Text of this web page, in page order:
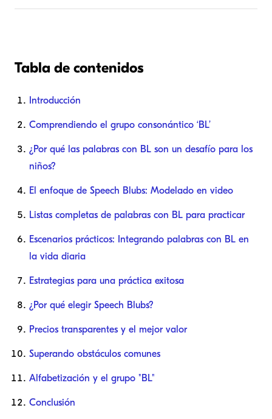
Tabla de contenidos
Introducción
Comprendiendo el grupo consonántico ‘BL’
¿Por qué las palabras con BL son un desafío para los
niños?
El enfoque de Speech Blubs: Modelado en video
Listas completas de palabras con BL para practicar
Escenarios prácticos: Integrando palabras con BL en
la vida diaria
Estrategias para una práctica exitosa
¿Por qué elegir Speech Blubs?
Precios transparentes y el mejor valor
Superando obstáculos comunes
Alfabetización y el grupo "BL"
Conclusión